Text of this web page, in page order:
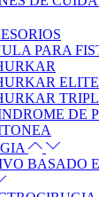
PARA
ELITE
DE
BASADO